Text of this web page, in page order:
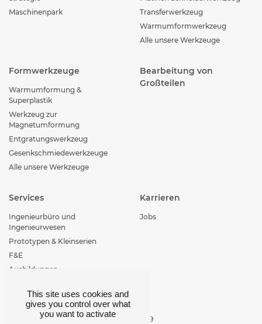
Maschinenpark
Transferwerkzeug
Warmumformwerkzeug
Alle unsere Werkzeuge
Formwerkzeuge
Warmumformung &
Superplastik
Werkzeug zur
Magnetumformung
Entgratungswerkzeug
Gesenkschmiedewerkzeuge
Alle unsere Werkzeuge
Bearbeitung von
Großteilen
Services
Ingenieurbüro und
Ingenieurwesen
Prototypen & Kleinserien
F&E
Ausbildungen
Karrieren
Jobs
Kontakt
+33 (0)4 77 29 30 29
This site uses cookies and
gives you control over what
you want to activate